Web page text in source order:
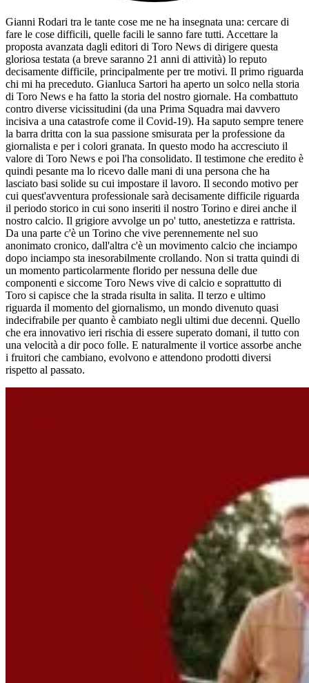
Gianni Rodari tra le tante cose me ne ha insegnata una: cercare di
fare le cose difficili, quelle facili le sanno fare tutti. Accettare la
proposta avanzata dagli editori di Toro News di dirigere questa
gloriosa testata (a breve saranno 21 anni di attività) lo reputo
decisamente difficile, principalmente per tre motivi. Il primo riguarda
chi mi ha preceduto. Gianluca Sartori ha aperto un solco nella storia
di Toro News e ha fatto la storia del nostro giornale. Ha combattuto
contro diverse vicissitudini (da una Prima Squadra mai davvero
incisiva a una catastrofe come il Covid-19). Ha saputo sempre tenere
la barra dritta con la sua passione smisurata per la professione da
giornalista e per i colori granata. In questo modo ha accresciuto il
valore di Toro News e poi l'ha consolidato. Il testimone che eredito è
quindi pesante ma lo ricevo dalle mani di una persona che ha
lasciato basi solide su cui impostare il lavoro. Il secondo motivo per
cui quest'avventura professionale sarà decisamente difficile riguarda
il periodo storico in cui sono inseriti il nostro Torino e direi anche il
nostro calcio. Il grigiore avvolge un po' tutto, anestetizza e rattrista.
Da una parte c'è un Torino che vive perennemente nel suo
anonimato cronico, dall'altra c'è un movimento calcio che inciampo
dopo inciampo sta inesorabilmente crollando. Non si tratta quindi di
un momento particolarmente florido per nessuna delle due
componenti e siccome Toro News vive di calcio e soprattutto di
Toro si capisce che la strada risulta in salita. Il terzo e ultimo
riguarda il momento del giornalismo, un mondo divenuto quasi
indecifrabile per quanto è cambiato negli ultimi due decenni. Quello
che era innovativo ieri rischia di essere superato domani, il tutto con
una velocità a dir poco folle. E naturalmente il vortice assorbe anche
i fruitori che cambiano, evolvono e attendono prodotti diversi
rispetto al passato.